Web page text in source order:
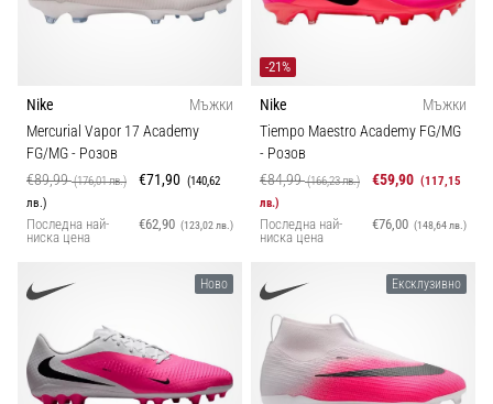
Nike
Мъжки
Mercurial Vapor 17 Academy
FG/MG- Розов
€89,99(176,01 лв.) €71,90 (140,62
лв.)
Последна най-
ниска цена
€62,90 (123,02 лв.)
-21%
Nike
Мъжки
Tiempo Maestro Academy FG/MG
- Розов
€84,99(166,23 лв.) €59,90 (117,15
лв.)
Последна най-
ниска цена
€76,00 (148,64 лв.)
Ново Ексклузивно